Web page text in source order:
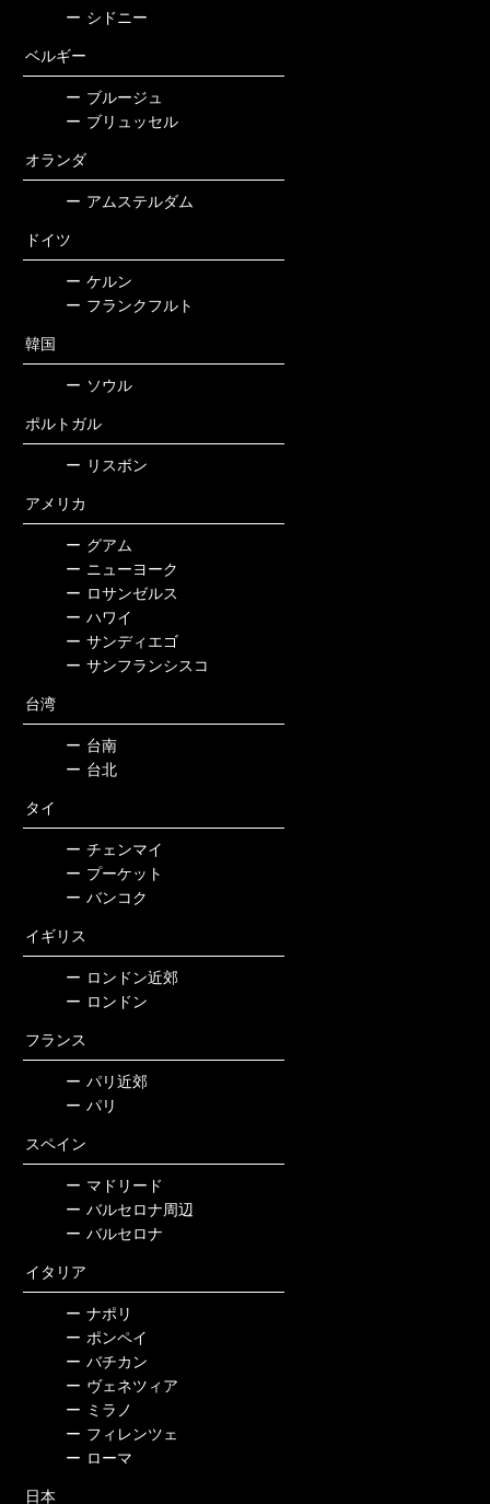
ー シドニー
ベルギー
ー ブルージュ
ー ブリュッセル
オランダ
ー アムステルダム
ドイツ
ー ケルン
ー フランクフルト
韓国
ー ソウル
ポルトガル
ー リスボン
アメリカ
ー グアム
ー ニューヨーク
ー ロサンゼルス
ー ハワイ
ー サンディエゴ
ー サンフランシスコ
台湾
ー 台南
ー 台北
タイ
ー チェンマイ
ー プーケット
ー バンコク
イギリス
ー ロンドン近郊
ー ロンドン
フランス
ー パリ近郊
ー パリ
スペイン
ー マドリード
ー バルセロナ周辺
ー バルセロナ
イタリア
ー ナポリ
ー ポンペイ
ー バチカン
ー ヴェネツィア
ー ミラノ
ー フィレンツェ
ー ローマ
日本